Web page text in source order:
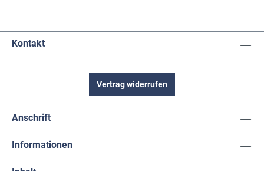
Kontakt
Vertrag widerrufen
Anschrift
Informationen